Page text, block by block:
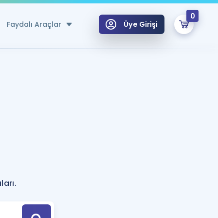
Faydalı Araçlar
Hesaplama Aracı
için Öneriler
Tek Takvimde
Üye Girişi
0
Hoca ile seni sınava hazırlayacak onlarca eğitim seni bekliyor!